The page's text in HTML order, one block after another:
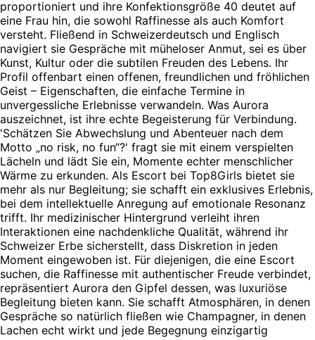
proportioniert und ihre Konfektionsgröße 40 deutet auf
eine Frau hin, die sowohl Raffinesse als auch Komfort
versteht. Fließend in Schweizerdeutsch und Englisch
navigiert sie Gespräche mit müheloser Anmut, sei es über
Kunst, Kultur oder die subtilen Freuden des Lebens. Ihr
Profil offenbart einen offenen, freundlichen und fröhlichen
Geist – Eigenschaften, die einfache Termine in
unvergessliche Erlebnisse verwandeln. Was Aurora
auszeichnet, ist ihre echte Begeisterung für Verbindung.
'Schätzen Sie Abwechslung und Abenteuer nach dem
Motto „no risk, no fun“?' fragt sie mit einem verspielten
Lächeln und lädt Sie ein, Momente echter menschlicher
Wärme zu erkunden. Als Escort bei Top8Girls bietet sie
mehr als nur Begleitung; sie schafft ein exklusives Erlebnis,
bei dem intellektuelle Anregung auf emotionale Resonanz
trifft. Ihr medizinischer Hintergrund verleiht ihren
Interaktionen eine nachdenkliche Qualität, während ihr
Schweizer Erbe sicherstellt, dass Diskretion in jeden
Moment eingewoben ist. Für diejenigen, die eine Escort
suchen, die Raffinesse mit authentischer Freude verbindet,
repräsentiert Aurora den Gipfel dessen, was luxuriöse
Begleitung bieten kann. Sie schafft Atmosphären, in denen
Gespräche so natürlich fließen wie Champagner, in denen
Lachen echt wirkt und jede Begegnung einzigartig